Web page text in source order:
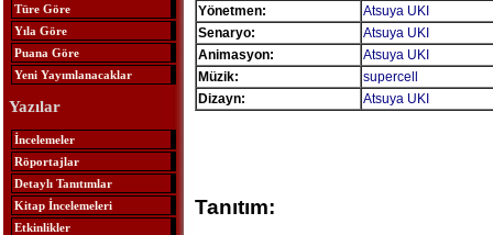
Türe Göre
Yıla Göre
Puana Göre
Yeni Yayımlanacaklar
Yazılar
İncelemeler
Röportajlar
Detaylı Tanıtımlar
Kitap İncelemeleri
Etkinlikler
Yönetmen:
Atsuya UKI
Senaryo:
Atsuya UKI
Animasyon:
Atsuya UKI
Müzik:
supercell
Dizayn:
Atsuya UKI
Tanıtım: